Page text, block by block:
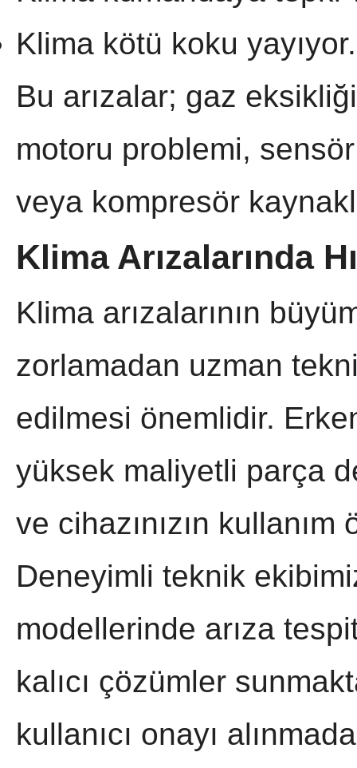
Klima kötü koku yayıyor.
Bu arızalar; gaz
motoru problemi, sensör
veya kompresör
Klima Arızalarında
Klima arızalarının
zorlamadan uzman
edilmesi önemlidir.
yüksek maliyetli parça
ve cihazınızın kullanım
Deneyimli teknik
modellerinde arıza
kalıcı çözümler
kullanıcı onayı